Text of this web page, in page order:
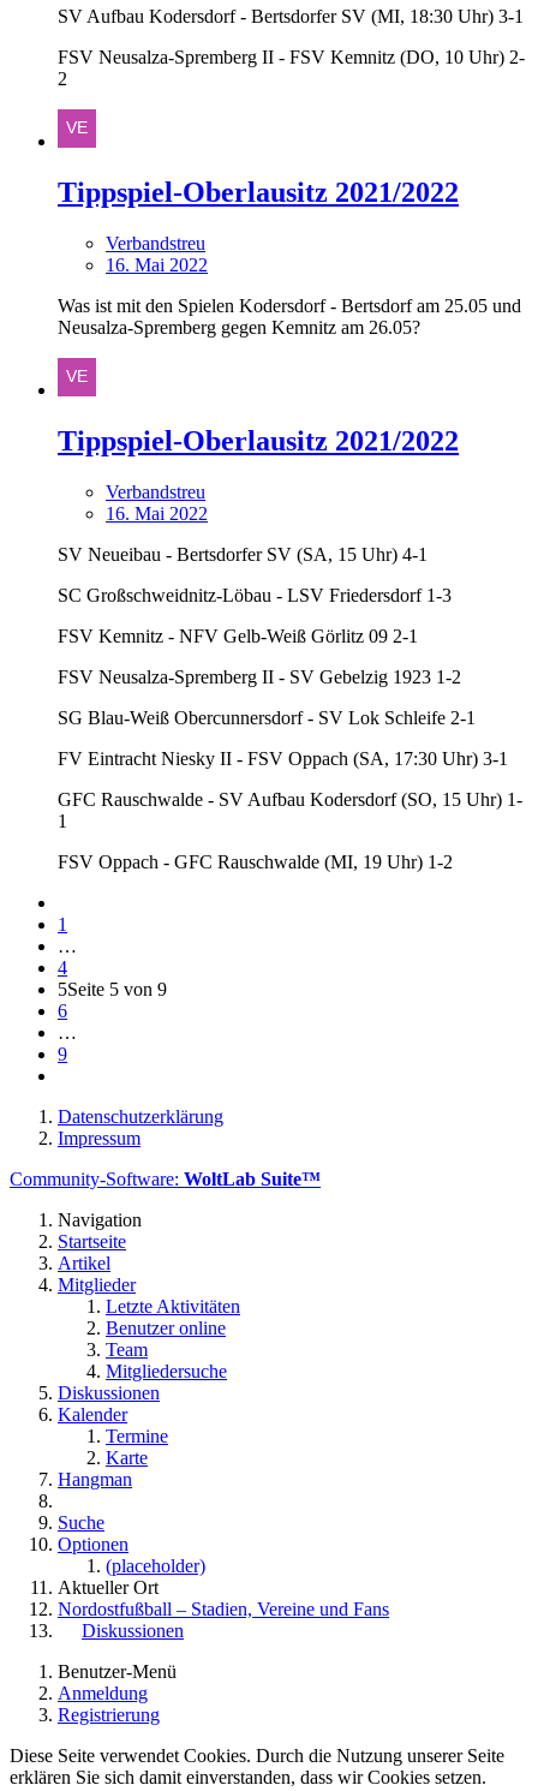
SV Aufbau Kodersdorf - Bertsdorfer SV (MI, 18:30 Uhr) 3-1
FSV Neusalza-Spremberg II - FSV Kemnitz (DO, 10 Uhr) 2-
2
Tippspiel-Oberlausitz 2021/2022
Verbandstreu
16. Mai 2022
Was ist mit den Spielen Kodersdorf - Bertsdorf am 25.05 und
Neusalza-Spremberg gegen Kemnitz am 26.05?
Tippspiel-Oberlausitz 2021/2022
Verbandstreu
16. Mai 2022
SV Neueibau - Bertsdorfer SV (SA, 15 Uhr) 4-1
SC Großschweidnitz-Löbau - LSV Friedersdorf 1-3
FSV Kemnitz - NFV Gelb-Weiß Görlitz 09 2-1
FSV Neusalza-Spremberg II - SV Gebelzig 1923 1-2
SG Blau-Weiß Obercunnersdorf - SV Lok Schleife 2-1
FV Eintracht Niesky II - FSV Oppach (SA, 17:30 Uhr) 3-1
GFC Rauschwalde - SV Aufbau Kodersdorf (SO, 15 Uhr) 1-
1
FSV Oppach - GFC Rauschwalde (MI, 19 Uhr) 1-2
1
…
4
5Seite 5 von 9
6
…
9
Datenschutzerklärung
Impressum
Community-Software: WoltLab Suite™
Navigation
Startseite
Artikel
Mitglieder
Letzte Aktivitäten
Benutzer online
Team
Mitgliedersuche
Diskussionen
Kalender
Termine
Karte
Hangman
Suche
Optionen
(placeholder)
Aktueller Ort
Nordostfußball – Stadien, Vereine und Fans
Diskussionen
Benutzer-Menü
Anmeldung
Registrierung
Diese Seite verwendet Cookies. Durch die Nutzung unserer Seite
erklären Sie sich damit einverstanden, dass wir Cookies setzen.